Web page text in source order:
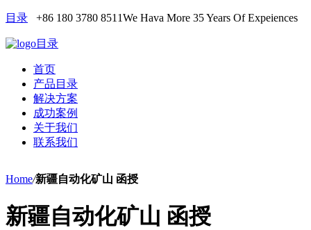
目录 +86 180 3780 8511We Hava More 35 Years Of Expeiences
目录
首页
产品目录
解决方案
成功案例
关于我们
联系我们
Home/新疆自动化矿山 函授
新疆自动化矿山 函授